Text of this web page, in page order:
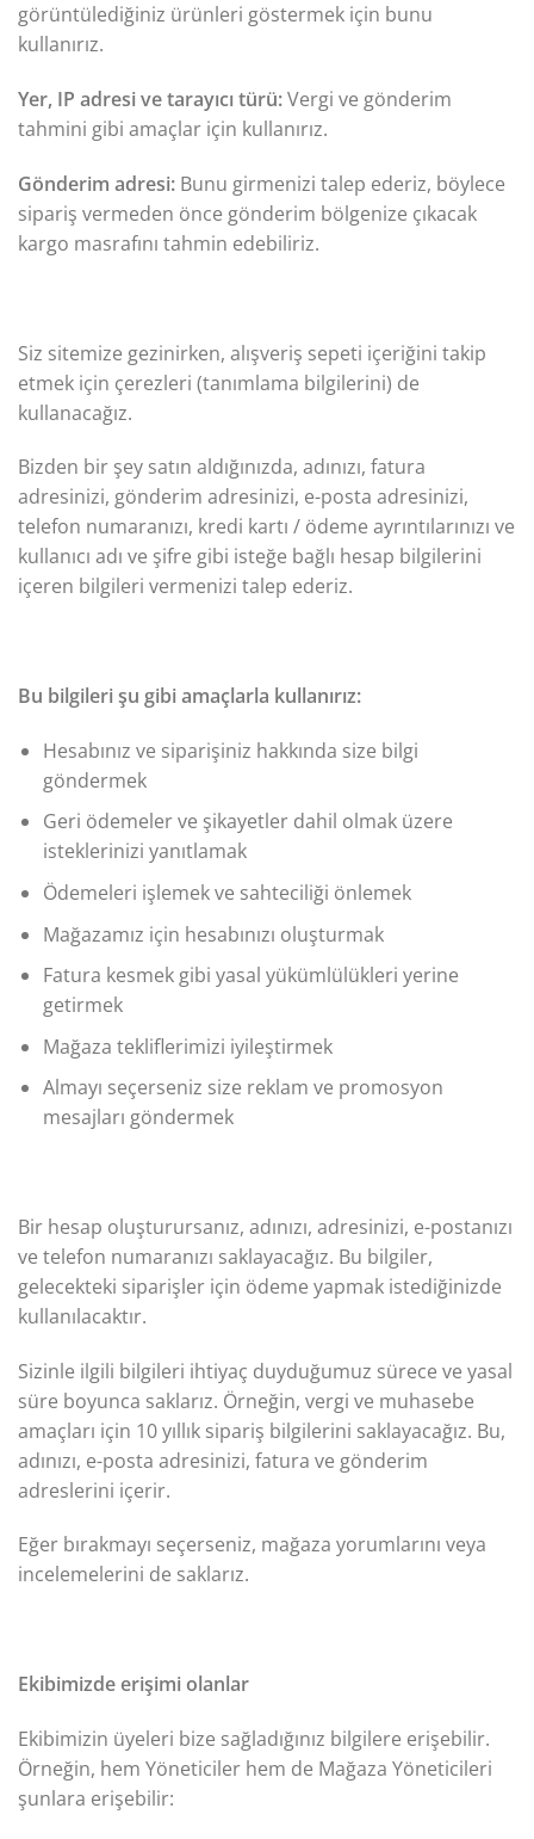
görüntülediğiniz ürünleri göstermek için bunu
kullanırız.
Yer, IP adresi ve tarayıcı türü:Vergi ve gönderim
tahmini gibi amaçlar için kullanırız.
Gönderim adresi: Bunu girmenizi talep ederiz, böylece
sipariş vermeden önce gönderim bölgenize çıkacak
kargo masrafını tahmin edebiliriz.
Siz sitemize gezinirken, alışveriş sepeti içeriğini takip
etmek için çerezleri (tanımlama bilgilerini) de
kullanacağız.
Bizden bir şey satın aldığınızda, adınızı, fatura
adresinizi, gönderim adresinizi, e-posta adresinizi,
telefon numaranızı, kredi kartı / ödeme ayrıntılarınızı ve
kullanıcı adı ve şifre gibi isteğe bağlı hesap bilgilerini
içeren bilgileri vermenizi talep ederiz.
Bu bilgileri şu gibi amaçlarla kullanırız:
Hesabınız ve siparişiniz hakkında size bilgi
göndermek
Geri ödemeler ve şikayetler dahil olmak üzere
isteklerinizi yanıtlamak
Ödemeleri işlemek ve sahteciliği önlemek
Mağazamız için hesabınızı oluşturmak
Fatura kesmek gibi yasal yükümlülükleri yerine
getirmek
Mağaza tekliflerimizi iyileştirmek
Almayı seçerseniz size reklam ve promosyon
mesajları göndermek
Bir hesap oluşturursanız, adınızı, adresinizi, e-postanızı
ve telefon numaranızı saklayacağız. Bu bilgiler,
gelecekteki siparişler için ödeme yapmak istediğinizde
kullanılacaktır.
Sizinle ilgili bilgileri ihtiyaç duyduğumuz sürece ve yasal
süre boyunca saklarız. Örneğin, vergi ve muhasebe
amaçları için 10 yıllık sipariş bilgilerini saklayacağız. Bu,
adınızı, e-posta adresinizi, fatura ve gönderim
adreslerini içerir.
Eğer bırakmayı seçerseniz, mağaza yorumlarını veya
incelemelerini de saklarız.
Ekibimizde erişimi olanlar
Ekibimizin üyeleri bize sağladığınız bilgilere erişebilir.
Örneğin, hem Yöneticiler hem de Mağaza Yöneticileri
şunlara erişebilir: